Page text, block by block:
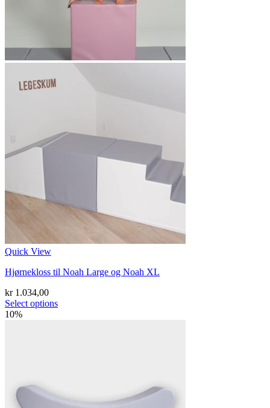
Quick View
Hjørnekloss til Noah Large og Noah XL
kr1.034,00
Select options
10%